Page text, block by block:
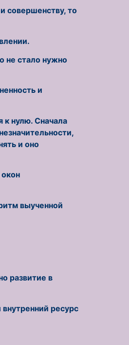
совершенству, то
не стало нужно
и
к нулю. Сначала
и оно
выученной
развитие в
ресурс